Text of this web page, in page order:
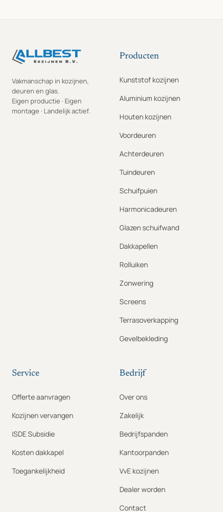
Vakmanschap in kozijnen,
deuren en glas.
Eigen productie · Eigen
montage · Landelijk actief.
Producten
Kunststof kozijnen
Aluminium kozijnen
Houten kozijnen
Voordeuren
Achterdeuren
Tuindeuren
Schuifpuien
Harmonicadeuren
Glazen schuifwand
Dakkapellen
Rolluiken
Zonwering
Screens
Terrasoverkapping
Gevelbekleding
Service
Offerte aanvragen
Kozijnen vervangen
ISDE Subsidie
Kosten dakkapel
Toegankelijkheid
Bedrijf
Over ons
Zakelijk
Bedrijfspanden
Kantoorpanden
VvE kozijnen
Dealer worden
Contact